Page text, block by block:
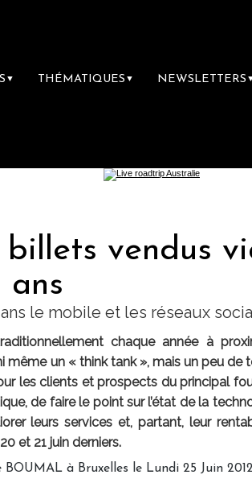
▼ THÉMATIQUES ▼ NEWSLETTERS
billets vendus
ans
le mobile et les réseaux
chaque année à
même un « think tank », mais un peu de
les clients et prospects du principal
de faire le point sur l’état de la
leurs services et, partant, leur
et 21 juin derniers.
BOUMAL à Bruxelles le Lundi 25 Juin